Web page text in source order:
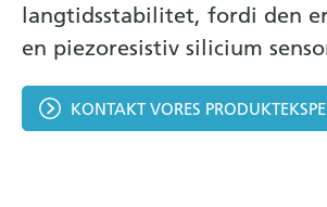
langtidsstabilitet, fordi den
en piezoresistiv silicium
KONTAKT VORES